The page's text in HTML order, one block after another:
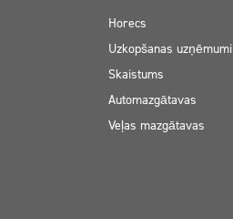
Horecs
Uzkopšanas uzņēmumi
Skaistums
Automazgātavas
Veļas mazgātavas